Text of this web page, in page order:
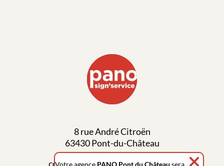
8 rue André Citroën
63430 Pont-du-Château
contact@pano-pontduchateau.fr
Votre agence PANO Pont du Château sera